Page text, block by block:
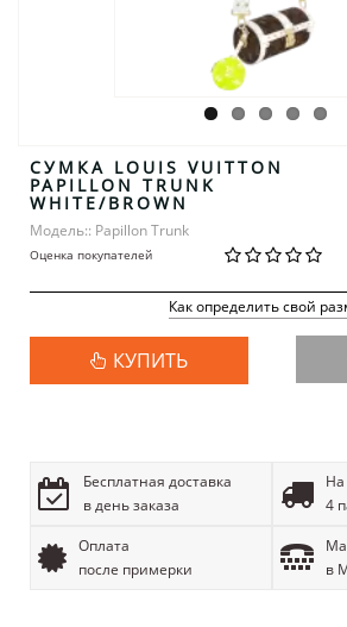
СУМКА LOUIS VUITTON
PAPILLON TRUNK
WHITE/BROWN
Модель:: Papillon Trunk
Оценка покупателей
Как определить свой
КУПИТЬ
Бесплатная доставка
в день заказа
4
Оплата
после примерки
в